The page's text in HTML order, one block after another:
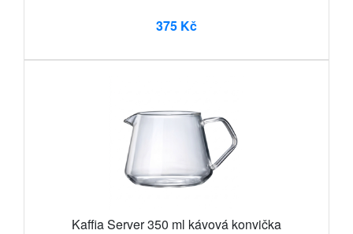
375 Kč
Kaffia Server 350 ml kávová konvička